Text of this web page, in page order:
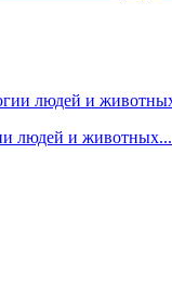
людей и животных...